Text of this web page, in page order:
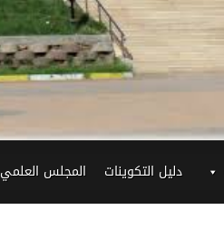
دليل التكوينات المجلس العلمي